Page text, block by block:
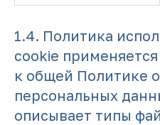
1.4. Политика
cookie
к общей Политике
персональных
описывает типы